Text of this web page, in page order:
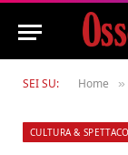
SEI SU: Home »
CULTURA &